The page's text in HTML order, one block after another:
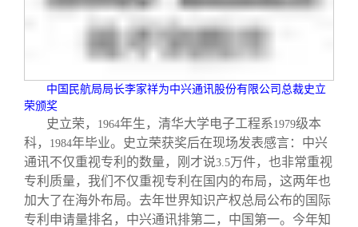
制度法规
联系我们
中国民航局局长李家祥为中兴通讯股份有限公司总裁史立
荣颁奖
史立荣， 1964年生，清华大学电子工程系1979级本
科，
1984年毕业。史立荣获奖后在现场发表感言：中兴
通讯不仅重视专利的数量，刚才说3.5万件，也非常重视
专利质量，我们不仅重视专利在国内的布局，这两年也
加大了在海外布局。去年世界知识产权总局公布的国际
专利申请量排名，中兴通讯排第二，中国第一。今年知